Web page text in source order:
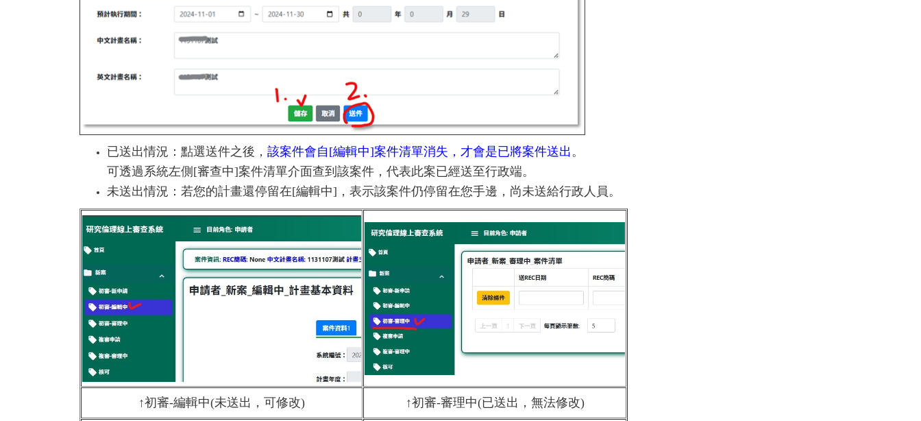
已送出情況：點選送件之後， 該案件會自[編輯中]案件清單消失，才會是已將案件送出。
可透過系統左側[審查中]案件清單介面查到該案件，代表此案已經送至行政端。
未送出情況：若您的計畫還停留在[編輯中]，表示該案件仍停留在您手邊，尚未送給行政人員。
↑初審-編輯中(未送出，可修改) ↑初審-審理中(已送出，無法修改)